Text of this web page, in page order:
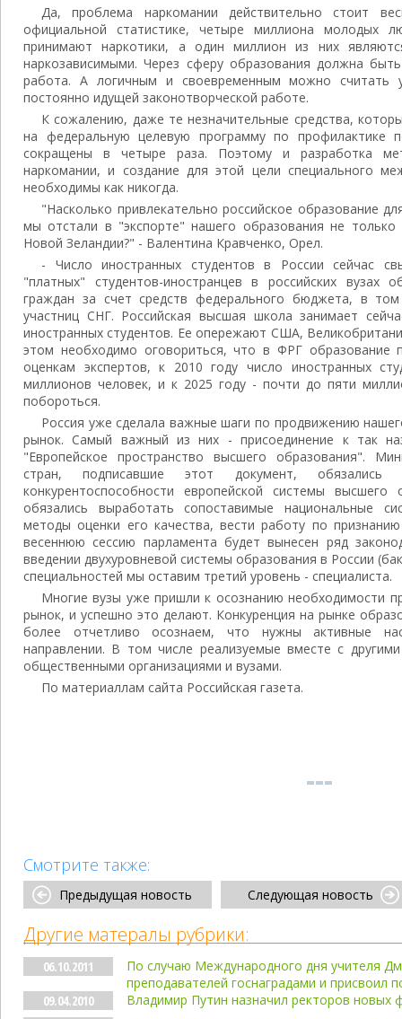
Да, проблема наркомании действительно стоит
официальной статистике, четыре миллиона молодых
принимают наркотики, а один миллион из них
наркозависимыми. Через сферу образования должна
работа. А логичным и своевременным можно считать
постоянно идущей законотворческой работе.
К сожалению, даже те незначительные средства,
на федеральную целевую программу по профилактике
сокращены в четыре раза. Поэтому и разработка
наркомании, и создание для этой цели специального
необходимы как никогда.
"Насколько привлекательно российское образование
мы отстали в "экспорте" нашего образования не
Новой Зеландии?" - Валентина Кравченко, Орел.
- Число иностранных студентов в России сейчас
"платных" студентов-иностранцев в российских вузах
граждан за счет средств федерального бюджета, в
участниц СНГ. Российская высшая школа занимает
иностранных студентов. Ее опережают США,
этом необходимо оговориться, что в ФРГ образование
оценкам экспертов, к 2010 году число иностранных
миллионов человек, и к 2025 году - почти до пяти
побороться.
Россия уже сделала важные шаги по продвижению
рынок. Самый важный из них - присоединение к так
"Европейское пространство высшего образования".
стран, подписавшие этот документ, обязались
конкурентоспособности европейской системы
обязались выработать сопоставимые национальные
методы оценки его качества, вести работу по
весеннюю сессию парламента будет вынесен ряд
введении двухуровневой системы образования в России
специальностей мы оставим третий уровень - специалиста.
Многие вузы уже пришли к осознанию необходимости
рынок, и успешно это делают. Конкуренция на рынке
более отчетливо осознаем, что нужны активные
направлении. В том числе реализуемые вместе с
общественными организациями и вузами.
По материаллам сайта Российская газета.
Смотрите также:
Предыдущая новость Следующая новость
Другие матералы рубрики:
06.10.2011
По случаю Международного дня учителя
преподавателей госнаградами и присвоил
09.04.2010
Владимир Путин назначил ректоров новых